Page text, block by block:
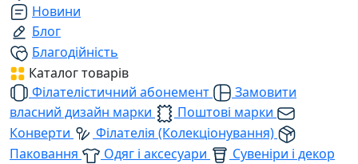
Новини
Блог
Благодійність
Каталог товарів
Філателістичний абонемент
Замовити
власний дизайн марки
Поштові марки
Конверти
Філателія (Колекціонування)
Паковання
Одяг і аксесуари
Сувеніри і декор